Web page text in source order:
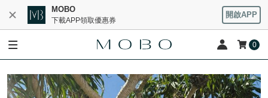
MOBO
下載APP領取優惠券
開啟APP
0